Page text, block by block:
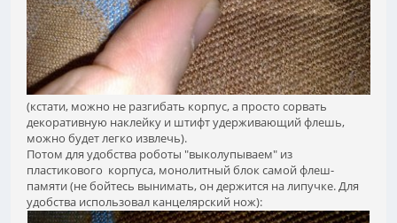
(кстати, можно не разгибать корпус, а просто сорвать
декоративную наклейку и штифт удерживающий флешь,
можно будет легко извлечь).
Потом для удобства роботы "выколупываем" из
пластикового корпуса, монолитный блок самой флеш-
памяти (не бойтесь вынимать, он держится на липучке. Для
удобства использовал канцелярский нож):